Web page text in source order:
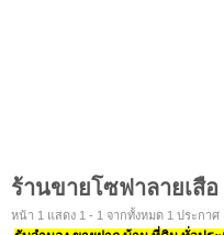
ร้านขายโซฟาลายเสือ
หน้า 1 แสดง 1 - 1 จากทั้งหมด 1 ประกาศ